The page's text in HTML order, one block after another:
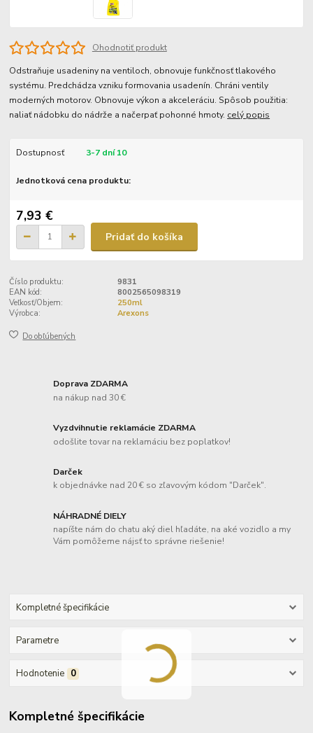
Ohodnotiť produkt
Odstraňuje usadeniny na ventiloch, obnovuje funkčnosť tlakového
systému. Predchádza vzniku formovania usadenín. Chráni ventily
moderných motorov. Obnovuje výkon a akceleráciu. Spôsob použitia:
naliať nádobku do nádrže a načerpať pohonné hmoty. celý popis
Dostupnosť 3-7 dní 10
Jednotková cena produktu:
7,93 €
Pridať do košíka
Číslo produktu:
9831
EAN kód:
8002565098319
Veľkosť/Objem:
250ml
Výrobca:
Arexons
Do obľúbených
Doprava ZDARMA
na nákup nad 30 €
Vyzdvihnutie reklamácie ZDARMA
odošlite tovar na reklamáciu bez poplatkov!
Darček
k objednávke nad 20 € so zľavovým kódom "Darček".
NÁHRADNÉ DIELY
napíšte nám do chatu aký diel hľadáte, na aké vozidlo a my
Vám pomôžeme nájsť to správne riešenie!
Kompletné špecifikácie
Parametre
Hodnotenie 0
Kompletné špecifikácie